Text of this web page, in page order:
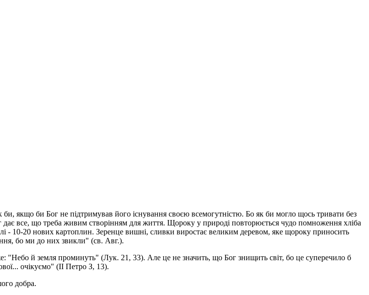
би, якщо би Бог не підтримував його існування своєю всемогутністю. Бо як би могло щось тривати без
все, що треба живим створінням для життя. Щороку у природі повторюється чудо помноження хліба
- 10-20 нових картоплин. Зеренце вишні, сливки виростає великим деревом, яке щороку приносить
бо ми до них звикли" (св. Авг.).
"Небо й земля проминуть" (Лук. 21, 33). Але це не значить, що Бог знищить світ, бо це суперечило б
очікуємо" (II Петро З, 13).
добра.